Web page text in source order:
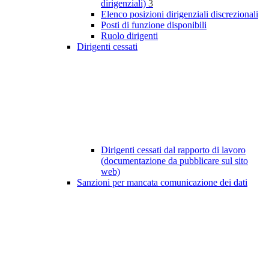
dirigenziali) 3
Elenco posizioni dirigenziali discrezionali
Posti di funzione disponibili
Ruolo dirigenti
Dirigenti cessati
Dirigenti cessati dal rapporto di lavoro
(documentazione da pubblicare sul sito
web)
Sanzioni per mancata comunicazione dei dati